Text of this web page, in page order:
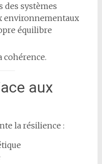
des systèmes
environnementaux
équilibre
cohérence.
aux
la résilience :